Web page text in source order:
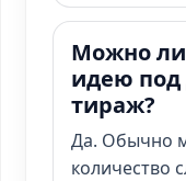
Можно ли
идею под
тираж?
Да. Обычно
количество